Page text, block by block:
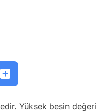
Yüksek besin değeri